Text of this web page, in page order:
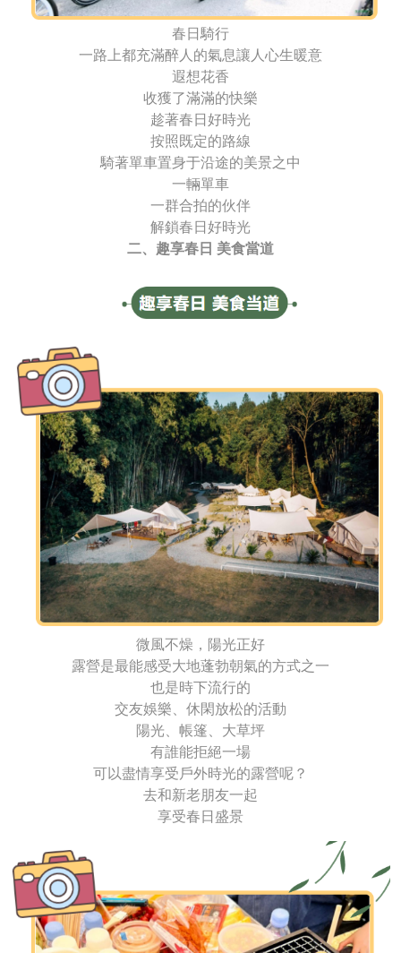
春日騎行
一路上都充滿醉人的氣息讓人心生暖意
遐想花香
收獲了滿滿的快樂
趁著春日好時光
按照既定的路線
騎著單車置身于沿途的美景之中
一輛單車
一群合拍的伙伴
解鎖春日好時光
二、趣享春日 美食當道
微風不燥，陽光正好
露營是最能感受大地蓬勃朝氣的方式之一
也是時下流行的
交友娛樂、休閑放松的活動
陽光、帳篷、大草坪
有誰能拒絕一場
可以盡情享受戶外時光的露營呢？
去和新老朋友一起
享受春日盛景